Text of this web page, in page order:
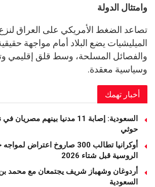
وامتثال الدولة
تصاعد الضغط الأمريكي على العراق
الميليشيات يضع البلاد أمام مواجهة
والفصائل المسلحة، وسط قلق إقليمي
وسياسية معقدة.
أخبار تهمك
السعودية: إصابة 11 مدنيا بينهم
حوثي
أوكرانيا تطالب 300 صاروخ اعتراض
الروسية قبل شتاء 2026
أردوغان وشهباز شريف يجتمعان مع محمد
السعودية